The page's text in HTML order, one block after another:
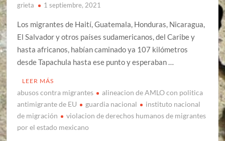
grieta 1 septiembre, 2021
Los migrantes de Haití, Guatemala, Honduras, Nicaragua,
El Salvador y otros países sudamericanos, del Caribe y
hasta africanos, habían caminado ya 107 kilómetros
desde Tapachula hasta ese punto y esperaban …
LEER MÁS
abusos contra migrantes
alineacion de AMLO con politica
antimigrante de EU
guardia nacional
instituto nacional
de migración
violacion de derechos humanos de migrantes
por el estado mexicano